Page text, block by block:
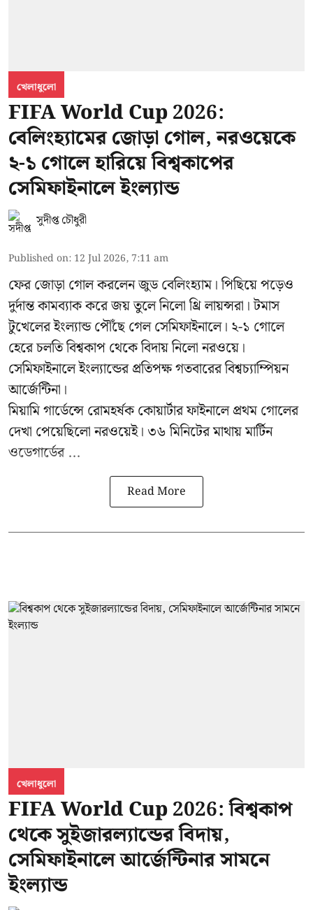
খেলাধুলো
FIFA World Cup 2026:
বেলিংহ্যামের জোড়া গোল, নরওয়েকে
২-১ গোলে হারিয়ে বিশ্বকাপের
সেমিফাইনালে ইংল্যান্ড
সুদীপ্ত চৌধুরী
Published on: 12 Jul 2026, 7:11 am
ফের জোড়া গোল করলেন জুড বেলিংহ্যাম। পিছিয়ে পড়েও
দুর্দান্ত কামব্যাক করে জয় তুলে নিলো থ্রি লায়ন্সরা। টমাস
টুখেলের ইংল্যান্ড পৌঁছে গেল সেমিফাইনালে। ২-১ গোলে
হেরে চলতি বিশ্বকাপ থেকে বিদায় নিলো নরওয়ে।
সেমিফাইনালে ইংল্যান্ডের প্রতিপক্ষ গতবারের বিশ্বচ্যাম্পিয়ন
আর্জেন্টিনা।
মিয়ামি গার্ডেন্সে রোমহর্ষক কোয়ার্টার ফাইনালে প্রথম গোলের
দেখা পেয়েছিলো নরওয়েই। ৩৬ মিনিটের মাথায় মার্টিন
ওডেগার্ডের ...
Read More
খেলাধুলো
FIFA World Cup 2026: বিশ্বকাপ
থেকে সুইজারল্যান্ডের বিদায়,
সেমিফাইনালে আর্জেন্টিনার সামনে
ইংল্যান্ড